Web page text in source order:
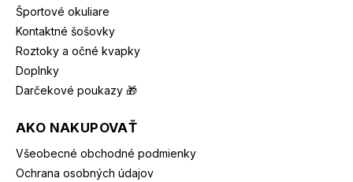
Športové okuliare
Kontaktné šošovky
Roztoky a očné kvapky
Doplnky
Darčekové poukazy 🎁
AKO NAKUPOVAŤ
Všeobecné obchodné podmienky
Ochrana osobných údajov